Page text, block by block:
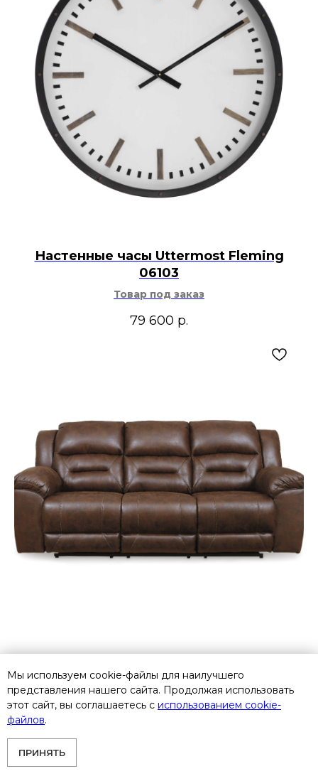
Настенные часы Uttermost Fleming
06103
Товар под заказ
79 600 р.
3990488 Трехместный диван-реклайнер
Ashley Furniture Stoneland
В пути. Поступление 09/2026
Мы используем cookie-файлы для наилучшего
представления нашего сайта. Продолжая использовать
этот сайт, вы соглашаетесь с использованием cookie-
файлов.
ПРИНЯТЬ